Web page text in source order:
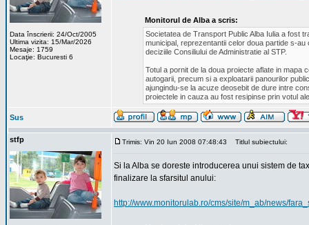
Data înscrierii: 24/Oct/2005
Ultima vizita: 15/Mar/2026
Mesaje: 1759
Locaţie: Bucuresti 6
Monitorul de Alba a scris:
Societatea de Transport Public Alba Iulia a fost
municipal, reprezentantii celor doua partide s-au
deciziile Consiliului de Administratie al STP.
Totul a pornit de la doua proiecte aflate in mapa
autogarii, precum si a exploatarii panourilor
ajungindu-se la acuze deosebit de dure intre
proiectele in cauza au fost resipinse prin votul
Sus
stfp Trimis: Vin 20 Iun 2008 07:48:43 Titlul subiectului:
Si la Alba se doreste introducerea unui sistem de
finalizare la sfarsitul anului:
http://www.monitorulab.ro/cms/site/m_ab/news/